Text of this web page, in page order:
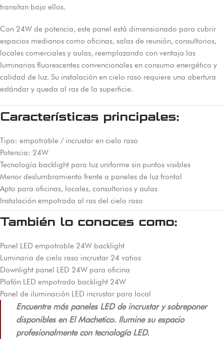
transitan bajo ellos.
Con 24W de potencia, este panel está dimensionado para cubrir
espacios medianos como oficinas, salas de reunión, consultorios,
locales comerciales y aulas, reemplazando con ventaja las
luminarias fluorescentes convencionales en consumo energético y
calidad de luz. Su instalación en cielo raso requiere una abertura
estándar y queda al ras de la superficie.
Características principales:
Tipo: empotrable / incrustar en cielo raso
Potencia: 24W
Tecnología backlight para luz uniforme sin puntos visibles
Menor deslumbramiento frente a paneles de luz frontal
Apto para oficinas, locales, consultorios y aulas
Instalación empotrada al ras del cielo raso
También lo conoces como:
Panel LED empotrable 24W backlight
Luminaria de cielo raso incrustar 24 vatios
Downlight panel LED 24W para oficina
Plafón LED empotrado backlight 24W
Panel de iluminación LED incrustar para local
Encuentre más paneles LED de incrustar y sobreponer
disponibles en El Machetico. Ilumine su espacio
profesionalmente con tecnología LED.